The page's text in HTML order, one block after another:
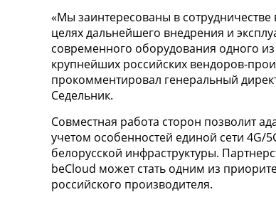
«Мы заинтересованы в сотрудничестве
целях дальнейшего внедрения и
современного оборудования одного из
крупнейших российских вендоров-
прокомментировал генеральный
Седельник.
Совместная работа сторон позволит
учетом особенностей единой сети 4G/
белорусской инфраструктуры.
beCloud может стать одним из
российского производителя.